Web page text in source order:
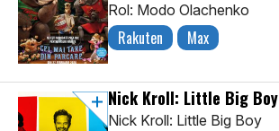
Rol: Modo Olachenko
Rakuten Max
Nick Kroll: Little Big Boy
Nick Kroll: Little Big Boy